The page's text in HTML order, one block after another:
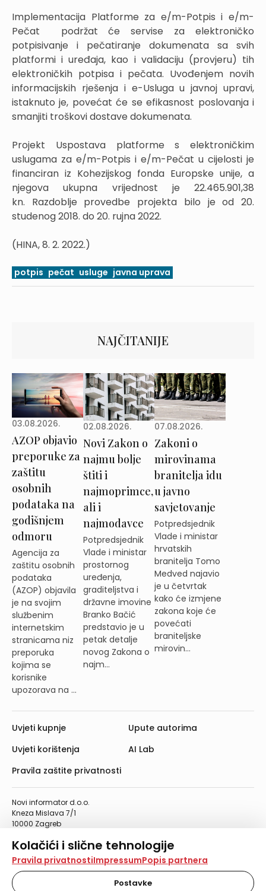
Kolačići i slične tehnologije
Na našoj web stranici koristimo kolačiće i slične
tehnologije za pohranu, čitanje i obradu informacija na
vašem uređaju. Time poboljšavamo korisničko iskustvo,
Pravila privatnostiImpressumPopis partnera
Postavke
Implementacija Platforme za e/m-Potpis i e/m-
Pečat podržat će servise za elektroničko
potpisivanje i pečatiranje dokumenata sa svih
platformi i uređaja, kao i validaciju (provjeru) tih
elektroničkih potpisa i pečata. Uvođenjem novih
informacijskih rješenja i e-Usluga u javnoj upravi,
istaknuto je, povećat će se efikasnost poslovanja i
smanjiti troškovi dostave dokumenata.
Projekt Uspostava platforme s elektroničkim
uslugama za e/m-Potpis i e/m-Pečat u cijelosti je
financiran iz Kohezijskog fonda Europske unije, a
njegova ukupna vrijednost je 22.465.901,38
kn. Razdoblje provedbe projekta bilo je od 20.
studenog 2018. do 20. rujna 2022.
(HINA, 8. 2. 2022.)
potpis pečat usluge javna uprava
NAJČITANIJE
03.08.2026.
AZOP objavio
preporuke za
zaštitu
osobnih
podataka na
godišnjem
odmoru
Agencija za
zaštitu osobnih
podataka
(AZOP) objavila
je na svojim
službenim
internetskim
stranicama niz
preporuka
kojima se
korisnike
upozorava na ...
02.08.2026.
Novi Zakon o
najmu bolje
štiti i
najmoprimce,
ali i
najmodavce
Potpredsjednik
Vlade i ministar
prostornog
uređenja,
graditeljstva i
državne imovine
Branko Bačić
predstavio je u
petak detalje
novog Zakona o
najm...
07.08.2026.
Zakoni o
mirovinama
branitelja idu
u javno
savjetovanje
Potpredsjednik
Vlade i ministar
hrvatskih
branitelja Tomo
Medved najavio
je u četvrtak
kako će izmjene
zakona koje će
povećati
braniteljske
mirovin...
Novi informator d.o.o.
Kneza Mislava 7/1
10000 Zagreb
Telefaks: 01/4612-553
info@informator.hr
PRATITE NAS:
Uvjeti kupnje
Uvjeti korištenja
Pravila zaštite privatnosti
Upute autorima
AI Lab